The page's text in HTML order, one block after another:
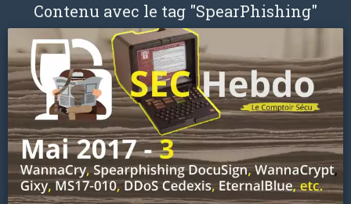
Contenu avec le tag "SpearPhishing"